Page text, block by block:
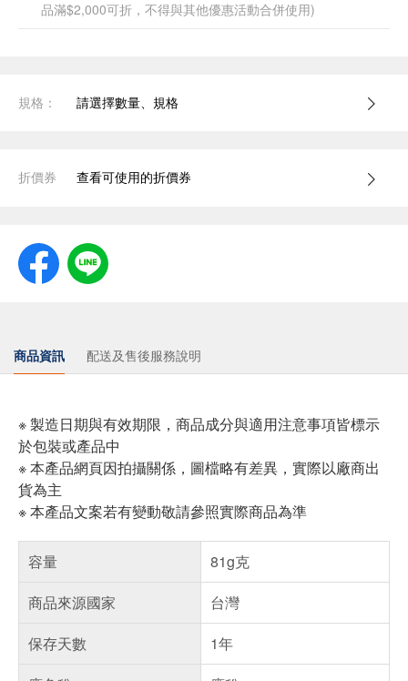
品滿$2,000可折，不得與其他優惠活動合併使用)
規格： 請選擇數量、規格
折價券 查看可使用的折價券
商品資訊 配送及售後服務說明
※ 製造日期與有效期限，商品成分與適用注意事項皆標示
於包裝或產品中
※ 本產品網頁因拍攝關係，圖檔略有差異，實際以廠商出
貨為主
※ 本產品文案若有變動敬請參照實際商品為準
容量
81g克
商品來源國家
台灣
保存天數
1年